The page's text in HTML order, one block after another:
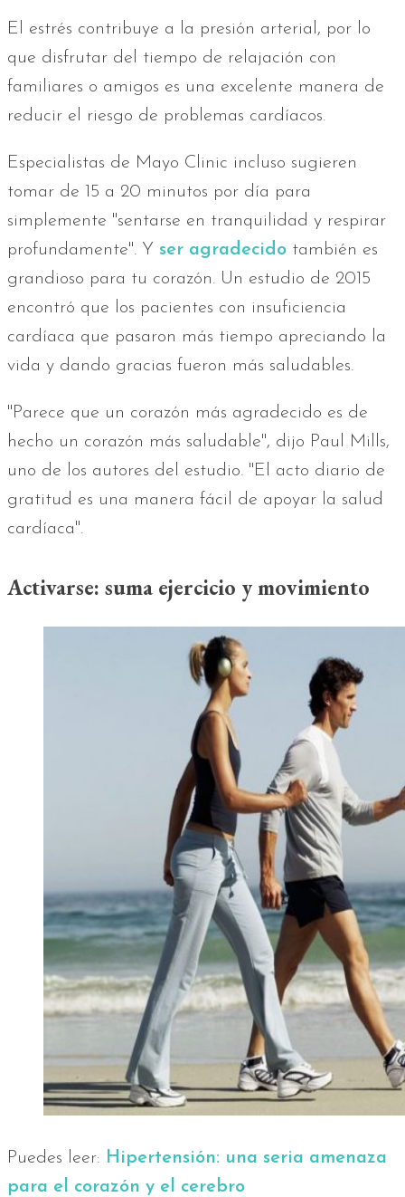
El estrés contribuye a la presión arterial, por lo
que disfrutar del tiempo de relajación con
familiares o amigos es una excelente manera de
reducir el riesgo de problemas cardíacos.
Especialistas de Mayo Clinic incluso sugieren
tomar de 15 a 20 minutos por día para
simplemente "sentarse en tranquilidad y respirar
profundamente". Y ser agradecido también es
grandioso para tu corazón. Un estudio de 2015
encontró que los pacientes con insuficiencia
cardíaca que pasaron más tiempo apreciando la
vida y dando gracias fueron más saludables.
"Parece que un corazón más agradecido es de
hecho un corazón más saludable", dijo Paul Mills,
uno de los autores del estudio. "El acto diario de
gratitud es una manera fácil de apoyar la salud
cardíaca".
Activarse: suma ejercicio y movimiento
Puedes leer: Hipertensión: una seria amenaza
para el corazón y el cerebro